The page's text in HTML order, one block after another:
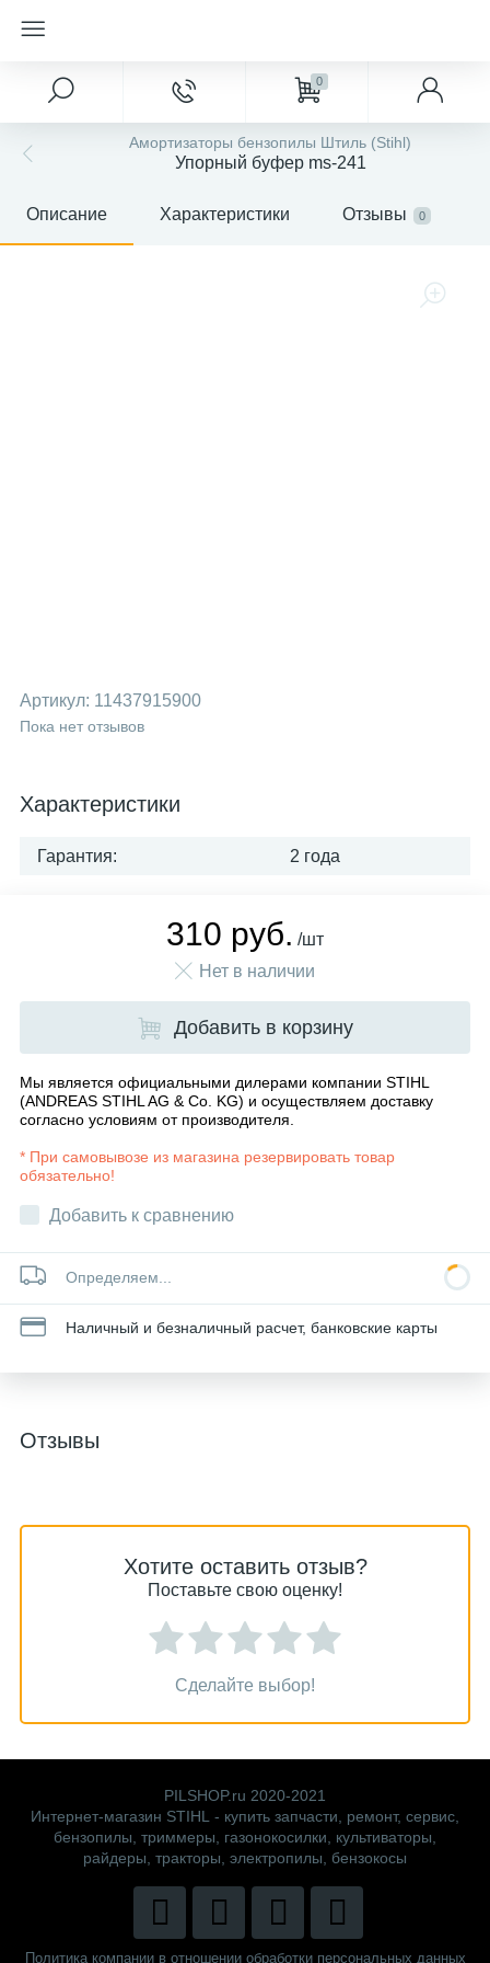
0
Амортизаторы бензопилы Штиль (Stihl)
Упорный буфер ms-241
Описание Характеристики Отзывы 0
Артикул: 11437915900
Пока нет отзывов
Характеристики
Гарантия: 2 года
310 руб. /шт
Нет в наличии
Добавить в корзину
Мы является официальными дилерами компании STIHL
(ANDREAS STIHL AG & Co. KG) и осуществляем доставку
согласно условиям от производителя
* При самовывозе из магазина резервировать товар
обязательно!
Добавить к сравнению
Определяем...
Наличный и безналичный расчет, банковские карты
Отзывы
Хотите оставить отзыв?
Поставьте свою оценку!
Сделайте выбор!
PILSHOP.ru 2020-2021
Интернет-магазин STIHL - купить запчасти, ремонт, сервис,
бензопилы, триммеры, газонокосилки, культиваторы,
райдеры, тракторы, электропилы, бензокосы
Политика компании в отношении обработки персональных данных